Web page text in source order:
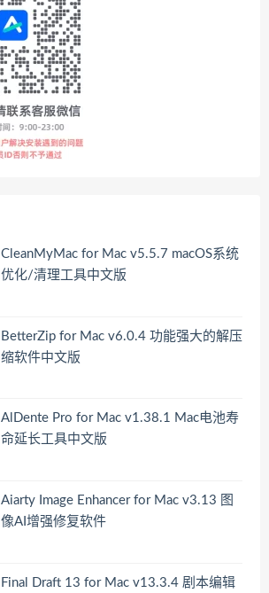
CleanMyMac for Mac v5.5.7 macOS系统
优化/清理工具中文版
BetterZip for Mac v6.0.4 功能强大的解压
缩软件中文版
AlDente Pro for Mac v1.38.1 Mac电池寿
命延长工具中文版
Aiarty Image Enhancer for Mac v3.13 图
像AI增强修复软件
Final Draft 13 for Mac v13.3.4 剧本编辑